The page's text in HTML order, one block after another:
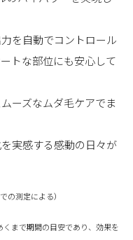
を自動でコントロール
トな部位にも安心して
ーズなムダ毛ケアでま
実感する感動の日々が
の測定による）
まで期間の目安であり、効果を